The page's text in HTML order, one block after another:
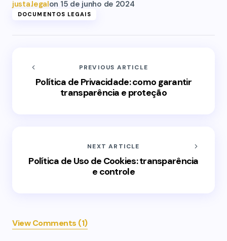
justa.legalon 15 de junho de 2024
DOCUMENTOS LEGAIS
PREVIOUS ARTICLE
Política de Privacidade: como garantir
transparência e proteção
NEXT ARTICLE
Política de Uso de Cookies: transparência
e controle
View Comments (1)